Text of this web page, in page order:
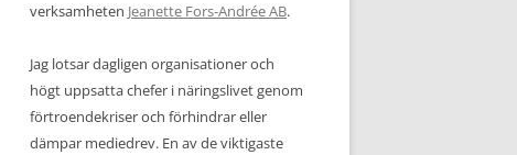
verksamheten Jeanette Fors-Andrée AB.
Jag lotsar dagligen organisationer och
högt uppsatta chefer i näringslivet genom
förtroendekriser och förhindrar eller
dämpar mediedrev. En av de viktigaste